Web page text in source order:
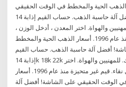
عام 1996. أسعار الذهب الحية والمخطط في الوقت الحقيقي
على الشاشة! أفضل آلة حاسبة الذهب. حساب القيم إذابة 14k 18k 22k
والهواة. اختر المعدن ، أدخل الوزن ،
أدخل نقاء. قيم غير متحيزة منذ عام 1996. أسعار الذهب الحية والمخطط
أفضل آلة حاسبة الذهب. حساب القيم
إذابة 14k 18k 22k مع الخصومات الخاصة بك. للمهنيين والهواة. اختر
المعدن ، أدخل الوزن ، أدخل نقاء. قيم غير متحيزة منذ عام 1996. أسعار
الوقت الحقيقي على الشاشة! أفضل آلة